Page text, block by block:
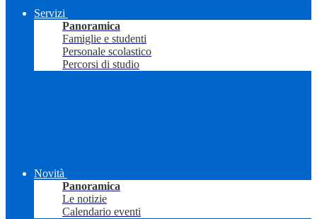
Servizi
Panoramica
Famiglie e studenti
Personale scolastico
Percorsi di studio
Novità
Panoramica
Le notizie
Calendario eventi